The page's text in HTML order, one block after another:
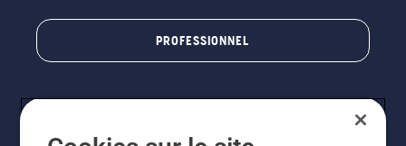
PROFESSIONNEL